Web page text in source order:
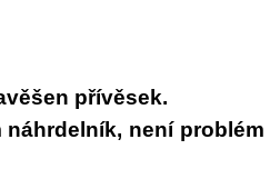
přívěsek.
není